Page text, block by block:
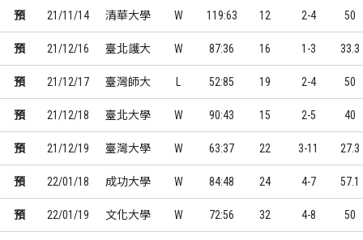
預 21/11/14 清華大學 W 119:63 12 2-4 50
預 21/12/16 臺北護大 W 87:36 16 1-3 33.3
預 21/12/17 臺灣師大 52:85 19 2-4 50
預 21/12/18 臺北大學 W 90:43 15 2-5 40
預 21/12/19 臺灣大學 W 63:37 22 3-11 27.3
預 22/01/18 成功大學 W 84:48 24 4-7 57.1
預 22/01/19 文化大學 W 72:56 32 4-8 50